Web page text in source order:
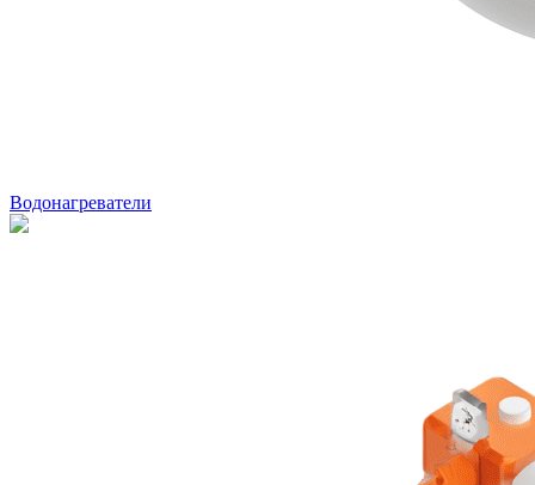
Водонагреватели